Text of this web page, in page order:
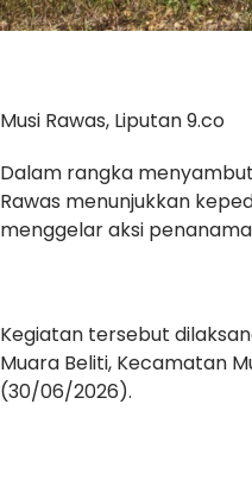
Musi Rawas, Liputan 9.co
Dalam rangka
Rawas menunjukkan
menggelar aksi
Kegiatan tersebut
Muara Beliti, Kecamatan
(30/06/2026).